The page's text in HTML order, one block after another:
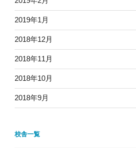
2019年1月
2018年12月
2018年11月
2018年10月
2018年9月
校舎一覧